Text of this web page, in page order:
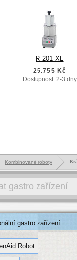
R 201 XL
25.755 Kč
Dostupnost: 2-3 dny
Kombinované roboty
gastro zařízení
Robot